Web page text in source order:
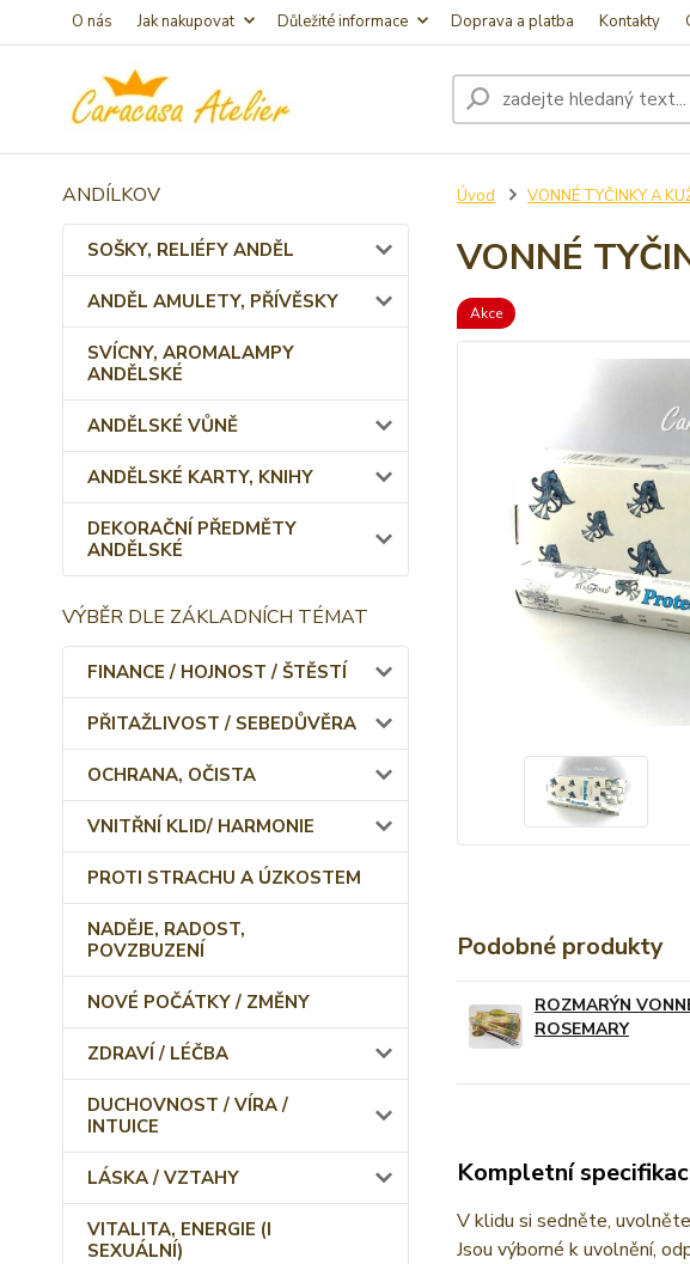
O nás Jak nakupovat Důležité informace Doprava a platba Kontakty
ANDÍLKOV
SOŠKY, RELIÉFY ANDĚL
ANDĚL AMULETY, PŘÍVĚSKY
SVÍCNY, AROMALAMPY
ANDĚLSKÉ
ANDĚLSKÉ VŮNĚ
ANDĚLSKÉ KARTY, KNIHY
DEKORAČNÍ PŘEDMĚTY
ANDĚLSKÉ
VÝBĚR DLE ZÁKLADNÍCH TÉMAT
FINANCE / HOJNOST / ŠTĚSTÍ
PŘITAŽLIVOST / SEBEDŮVĚRA
OCHRANA, OČISTA
VNITŘNÍ KLID/ HARMONIE
PROTI STRACHU A ÚZKOSTEM
NADĚJE, RADOST,
POVZBUZENÍ
NOVÉ POČÁTKY / ZMĚNY
ZDRAVÍ / LÉČBA
DUCHOVNOST / VÍRA /
INTUICE
LÁSKA / VZTAHY
VITALITA, ENERGIE (I
SEXUÁLNÍ)
Úvod VONNÉ TYČINKY A
VONNÉ
Akce
Podobné produkty
ROZMARÝN
ROSEMARY
Kompletní
V klidu si sedněte,
Jsou výborné k uvolnění,